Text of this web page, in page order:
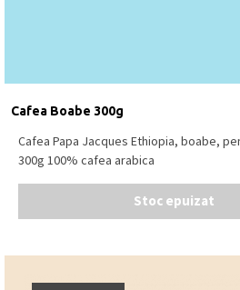
Cafea Boabe 300g
Cafea Papa Jacques Ethiopia, boabe,
300g 100% cafea arabica
Stoc epuizat